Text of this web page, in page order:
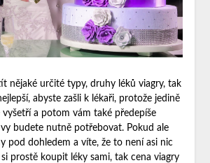
nějaké určité typy, druhy léků viagry, tak
abyste zašli k lékaři, protože jedině
vyšetří a potom vám také předepíše
budete nutně potřebovat. Pokud ale
pod dohledem a víte, že to není asi nic
prostě koupit léky sami, tak cena viagry